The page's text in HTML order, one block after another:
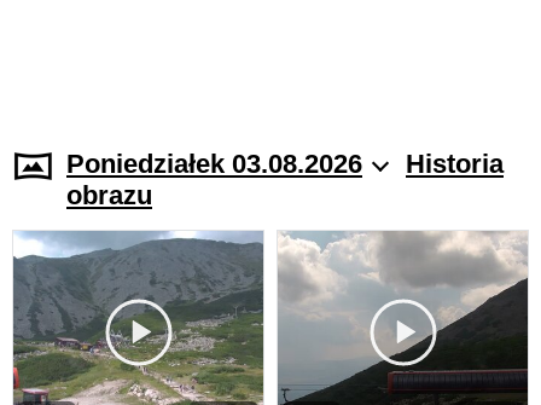
Poniedziałek 03.08.2026
Historia
obrazu